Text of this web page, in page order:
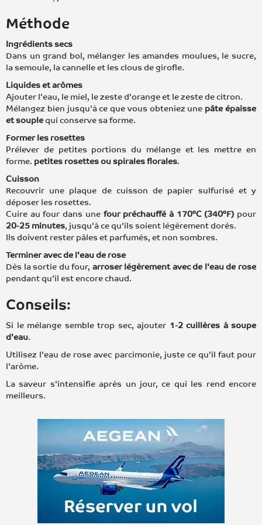
Méthode
Ingrédients secs
Dans un grand bol, mélanger les amandes moulues, le sucre,
la semoule, la cannelle et les clous de girofle.
Liquides et arômes
Ajouter l'eau, le miel, le zeste d'orange et le zeste de citron.
Mélangez bien jusqu'à ce que vous obteniez une pâte épaisse
et souplequi conserve sa forme.
Former les rosettes
Prélever de petites portions du mélange et les mettre en
forme. petites rosettes ou spirales florales.
Cuisson
Recouvrir une plaque de cuisson de papier sulfurisé et y
déposer les rosettes.
Cuire au four dans une four préchauffé à 170°C (340°F) pour
20-25 minutes, jusqu'à ce qu'ils soient légèrement dorés.
Ils doivent rester pâles et parfumés, et non sombres.
Terminer avec de l'eau de rose
Dès la sortie du four, arroser légèrement avec de l'eau de rose
pendant qu'il est encore chaud.
Conseils:
Si le mélange semble trop sec, ajouter 1-2 cuillères à soupe
d'eau.
Utilisez l'eau de rose avec parcimonie, juste ce qu'il faut pour
l'arôme.
La saveur s'intensifie après un jour, ce qui les rend encore
meilleurs.